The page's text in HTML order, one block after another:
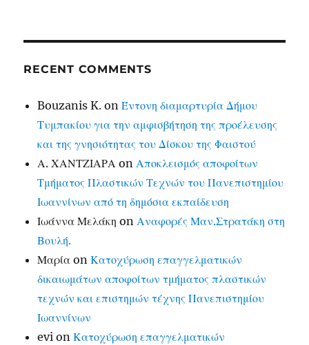
RECENT COMMENTS
Bouzanis K. onΈντονη διαμαρτυρία Δήμου
Τυμπακίου για την αμφισβήτηση της προέλευσης
και της γνησιότητας του Δίσκου της Φαιστού
Α. ΧΑΝΤΖΙΑΡΑ onΑποκλεισμός αποφοίτων
Τμήματος Πλαστικών Τεχνών του Πανεπιστημίου
Ιωαννίνων από τη δημόσια εκπαίδευση
Ιωάννα Μελάκη onΑναφορές Μαν.Στρατάκη στη
Βουλή.
Μαρία onΚατοχύρωση επαγγελματικών
δικαιωμάτων αποφοίτων τμήματος πλαστικών
τεχνών και επιστημών τέχνης Πανεπιστημίου
Ιωαννίνων
evi onΚατοχύρωση επαγγελματικών